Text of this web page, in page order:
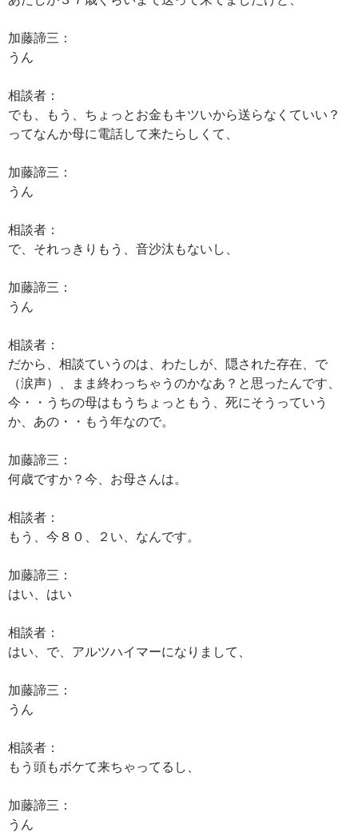
加藤諦三：
うん
相談者：
でも、もう、ちょっとお金もキツいから送らなくていい？
ってなんか母に電話して来たらしくて、
加藤諦三：
うん
相談者：
で、それっきりもう、音沙汰もないし、
加藤諦三：
うん
相談者：
だから、相談ていうのは、わたしが、隠された存在、で
（涙声）、まま終わっちゃうのかなあ？と思ったんです、
今・・うちの母はもうちょっともう、死にそうっていう
か、あの・・もう年なので。
加藤諦三：
何歳ですか？今、お母さんは。
相談者：
もう、今８０、２い、なんです。
加藤諦三：
はい、はい
相談者：
はい、で、アルツハイマーになりまして、
加藤諦三：
うん
相談者：
もう頭もボケて来ちゃってるし、
加藤諦三：
うん